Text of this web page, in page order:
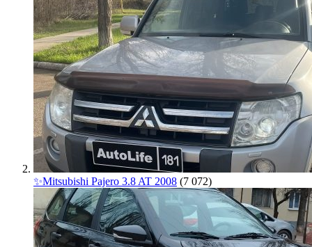
✨Mitsubishi Pajero 3.8 AT 2008 (7 072)